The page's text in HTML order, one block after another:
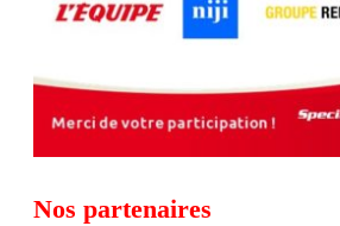
Nos partenaires